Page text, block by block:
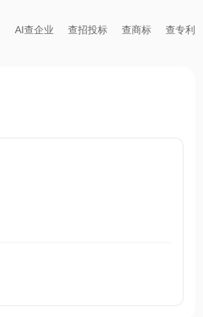
AI查企业 查招投标 查商标 查专利